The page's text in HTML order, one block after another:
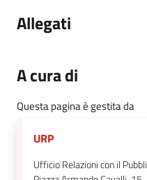
Allegati
A cura di
Questa pagina è gestita da
URP
Ufficio Relazioni con il